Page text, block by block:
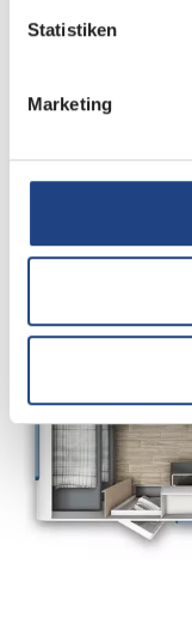
Statistiken
Marketing